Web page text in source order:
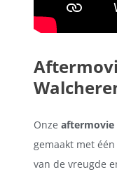
Onze aftermovie
gemaakt met
van de vreugde